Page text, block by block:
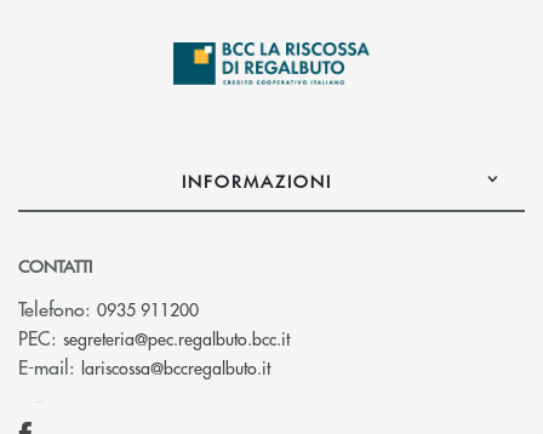
INFORMAZIONI
CONTATTI
Telefono: 0935 911200
PEC: segreteria@pec.regalbuto.bcc.it(si apre l’app di posta
E-mail: lariscossa@bccregalbuto.it(si apre l’app di posta